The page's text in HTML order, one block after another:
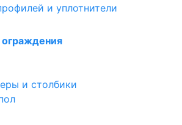
и уплотнители
и столбики